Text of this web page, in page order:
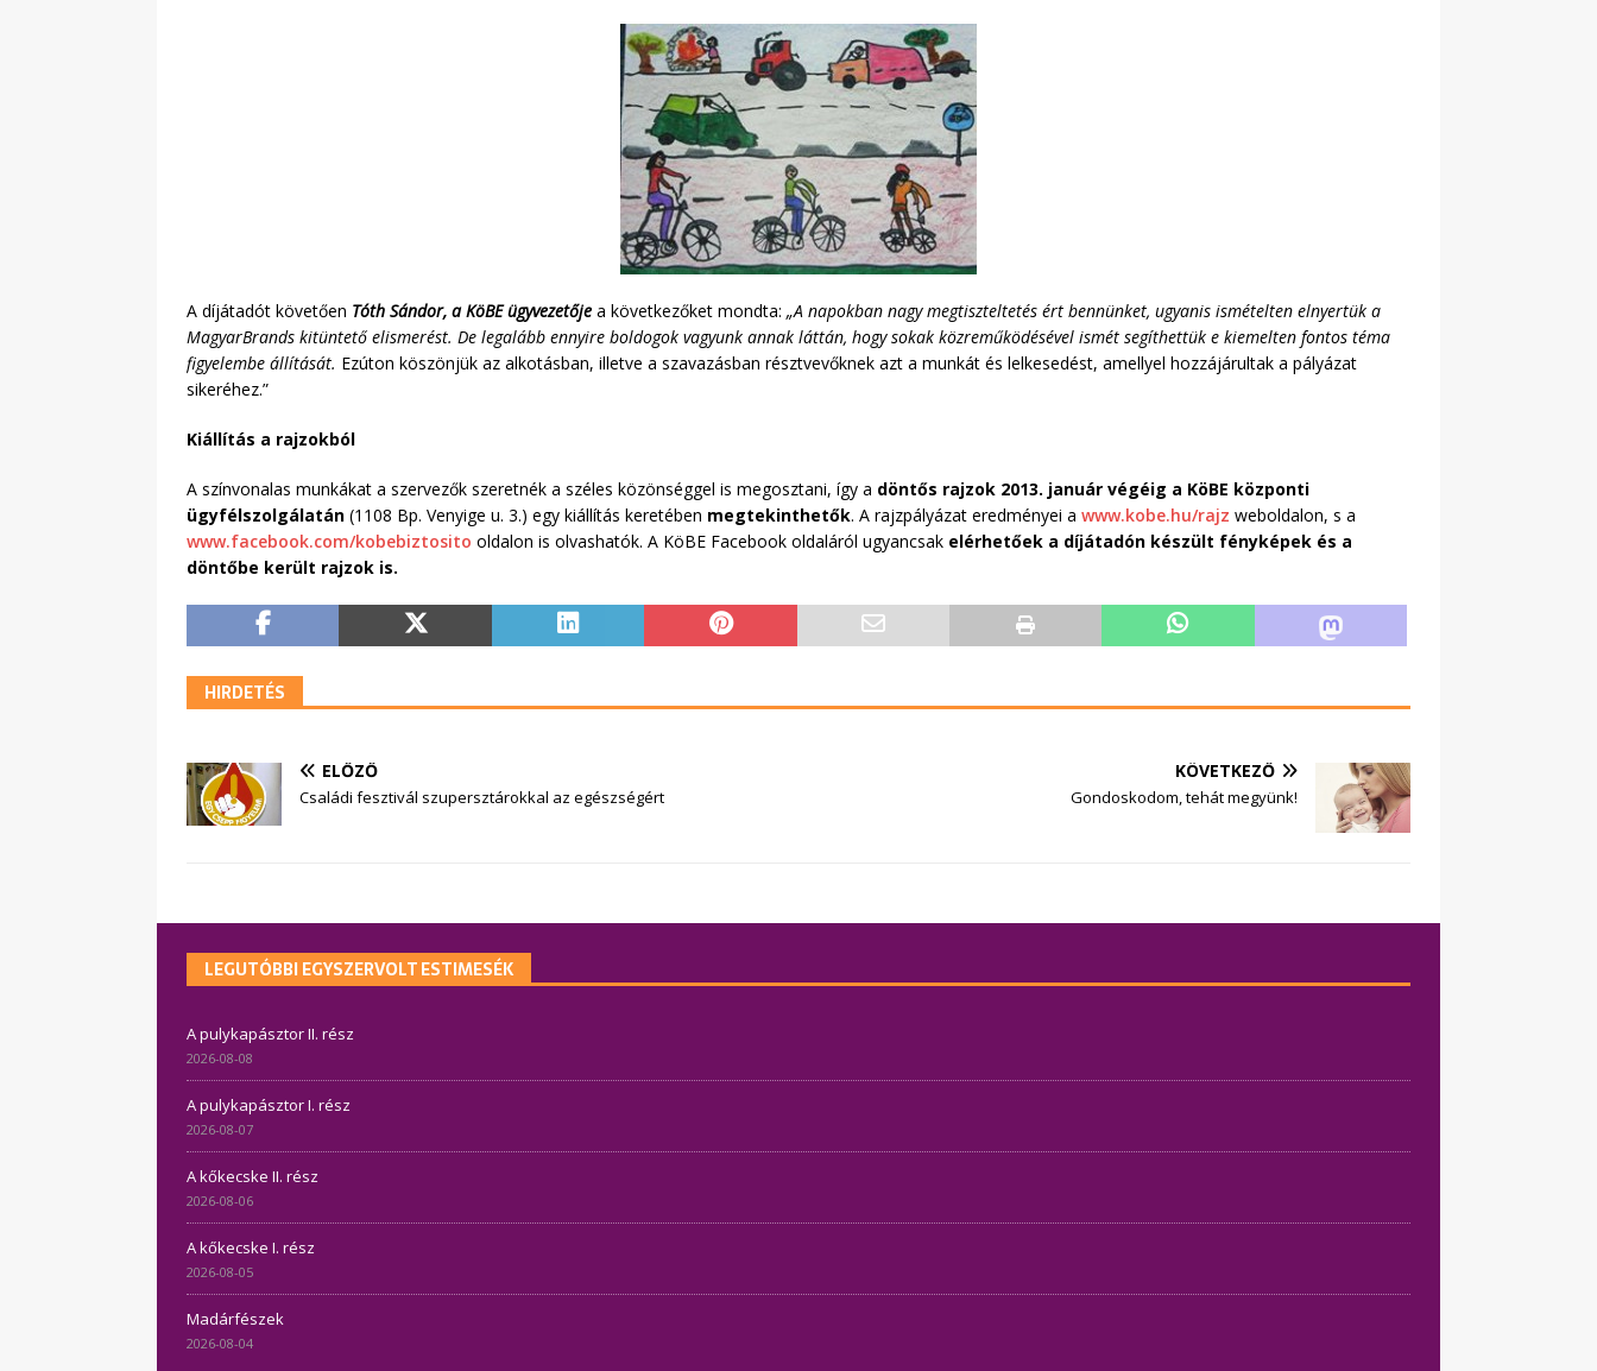
A díjátadót követően Tóth Sándor, a KöBE ügyvezetője a következőket mondta: „A napokban nagy megtiszteltetés ért bennünket, ugyanis ismételten elnyertük a
MagyarBrands kitüntető elismerést. De legalább ennyire boldogok vagyunk annak láttán, hogy sokak közreműködésével ismét segíthettük e kiemelten fontos téma
figyelembe állítását. Ezúton köszönjük az alkotásban, illetve a szavazásban résztvevőknek azt a munkát és lelkesedést, amellyel hozzájárultak a pályázat
sikeréhez.”
Kiállítás a rajzokból
A színvonalas munkákat a szervezők szeretnék a széles közönséggel is megosztani, így a döntős rajzok 2013. január végéig a KöBE központi
ügyfélszolgálatán (1108 Bp. Venyige u. 3.) egy kiállítás keretében megtekinthetők. A rajzpályázat eredményei a www.kobe.hu/rajz weboldalon, s a
www.facebook.com/kobebiztosito oldalon is olvashatók. A KöBE Facebook oldaláról ugyancsak elérhetőek a díjátadón készült fényképek és a
döntőbe került rajzok is.
HIRDETÉS
ELŐZŐ
Családi fesztivál szupersztárokkal az egészségért
KÖVETKEZŐ
Gondoskodom, tehát megyünk!
LEGUTÓBBI EGYSZERVOLT ESTIMESÉK
A pulykapásztor II. rész
2026-08-08
A pulykapásztor I. rész
2026-08-07
A kőkecske II. rész
2026-08-06
A kőkecske I. rész
2026-08-05
Madárfészek
2026-08-04